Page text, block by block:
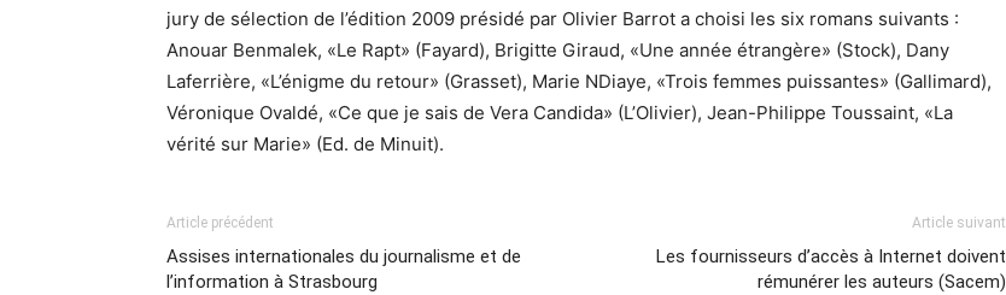
jury de sélection de l’édition 2009 présidé par Olivier Barrot a choisi les six romans suivants :
Anouar Benmalek, «Le Rapt» (Fayard), Brigitte Giraud, «Une année étrangère» (Stock), Dany
Laferrière, «L’énigme du retour» (Grasset), Marie NDiaye, «Trois femmes puissantes» (Gallimard),
Véronique Ovaldé, «Ce que je sais de Vera Candida» (L’Olivier), Jean-Philippe Toussaint, «La
vérité sur Marie» (Ed. de Minuit).
Article précédent
Assises internationales du journalisme et de
l’information à Strasbourg
Article suivant
Les fournisseurs d’accès à Internet doivent
rémunérer les auteurs (Sacem)